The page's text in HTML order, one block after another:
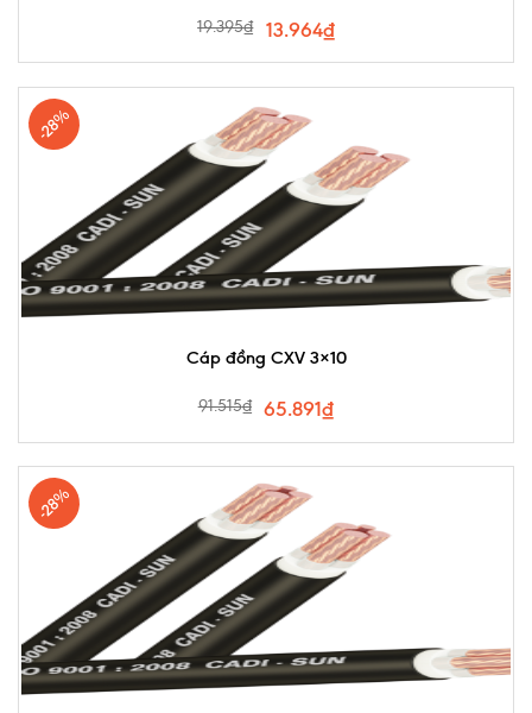
19.395₫ 13.964₫
-28%
Cáp đồng CXV 3×10
91.515₫ 65.891₫
-28%